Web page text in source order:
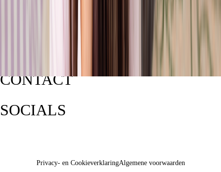
CONTACT
SOCIALS
Privacy- en CookieverklaringAlgemene voorwaarden